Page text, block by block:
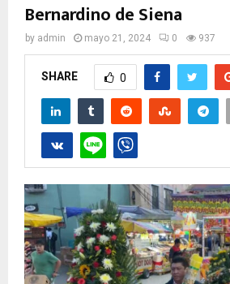
Bernardino de Siena
by admin mayo 21, 2024 0 937
SHARE 0